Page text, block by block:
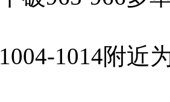
1014附近